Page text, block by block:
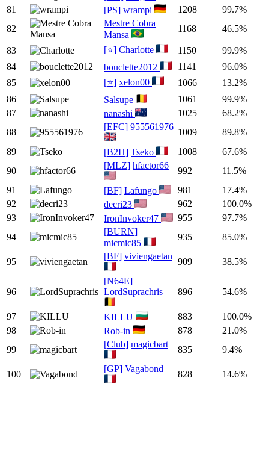
81
[PS] wrampi 1208
99.7%
82
Mestre Cobra
Mansa
1168 46.5%
83 [⭐] Charlotte 1150
99.9%
84
bouclette2012 1141
96.0%
85
[⭐] xelon00 1066
13.2%
86
Salsupe 1061
99.9%
87
nanashi 1025
68.2%
88
[EFC] 955561976
1009
89.8%
89
[B2H] Tseko 1008
67.6%
90
[MLZ] hfactor66
992
11.5%
91
[BF] Lafungo 981
17.4%
92
decri23 962
100.0%
93
IronInvoker47 955
97.7%
94
[BURN]
micmic85
935 85.0%
95
[BF] viviengaetan
909 38.5%
96
[N64E]
LordSuprachris
896 54.6%
97 KILLU 883
100.0%
98
Rob-in 878
21.0%
99
[Club] magicbart
835 9.4%
100
[GP] Vagabond
828 14.6%